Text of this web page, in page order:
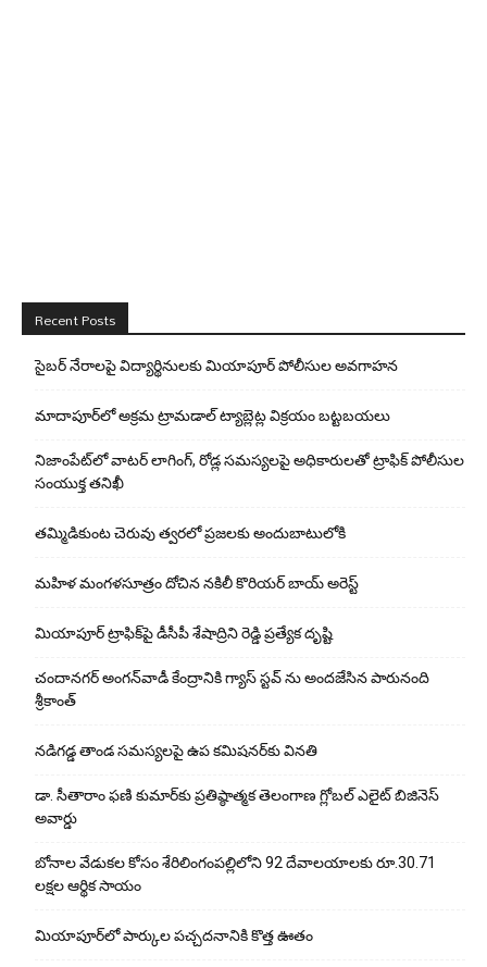
Recent Posts
సైబర్ నేరాలపై విద్యార్థినులకు మియాపూర్ పోలీసుల అవగాహన
మాదాపూర్‌లో అక్రమ ట్రామడాల్ ట్యాబ్లెట్ల విక్రయం బట్టబయలు
నిజాంపేట్‌లో వాటర్ లాగింగ్, రోడ్ల సమస్యలపై అధికారులతో ట్రాఫిక్ పోలీసుల
సంయుక్త తనిఖీ
తమ్మిడికుంట చెరువు త్వరలో ప్రజలకు అందుబాటులోకి
మహిళ మంగళసూత్రం దోచిన నకిలీ కొరియర్ బాయ్ అరెస్ట్
మియాపూర్ ట్రాఫిక్‌పై డీసీపీ శేషాద్రిని రెడ్డి ప్రత్యేక దృష్టి
చందానగర్ అంగన్‌వాడీ కేంద్రానికి గ్యాస్ స్టవ్ ను అందజేసిన పారునంది
శ్రీకాంత్
నడిగడ్డ తాండ సమస్యలపై ఉప కమిషనర్‌కు వినతి
డా. సీతారాం ఫణి కుమార్‌కు ప్రతిష్ఠాత్మక తెలంగాణ గ్లోబల్ ఎలైట్ బిజినెస్
అవార్డు
బోనాల వేడుకల కోసం శేరిలింగంపల్లిలోని 92 దేవాలయాలకు రూ.30.71
లక్షల ఆర్థిక సాయం
మియాపూర్‌లో పార్కుల పచ్చదనానికి కొత్త ఊతం